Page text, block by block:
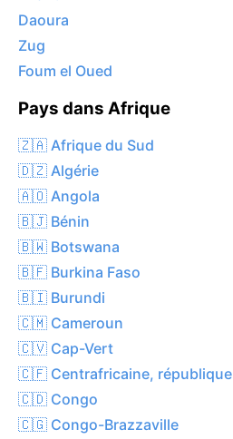
Daoura
Zug
Foum el Oued
Pays dans Afrique
🇿🇦 Afrique du Sud
🇩🇿 Algérie
🇦🇴 Angola
🇧🇯 Bénin
🇧🇼 Botswana
🇧🇫 Burkina Faso
🇧🇮 Burundi
🇨🇲 Cameroun
🇨🇻 Cap-Vert
🇨🇫 Centrafricaine, république
🇨🇩 Congo
🇨🇬 Congo-Brazzaville